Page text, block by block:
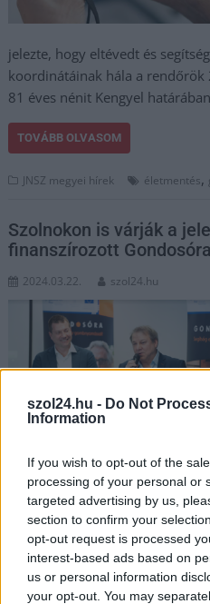
szol24.hu - Do Not
Information
If you wish to opt-out of the
processing of your personal or
targeted advertising by us,
section to confirm your
opt-out request is processed
interest-based ads based on
us or personal information
your opt-out. You may
jelezte, hogy eltévedt és
koordinátáinak hála a rendőrök
81 éves nénit Kengyel
TOVÁBB OLVASOM
JNSZ megyei hírek életmentés,
Szolnokon is várják a
finanszírozott
2024.03.22. szol24.hu
kezdeményezésként minden
magyarországi lakhellyel
állampolgár térítésmentesen,
eszközt, amely vészhelyzet
biztosít egy diszpécser
olyan biztonságot ad,